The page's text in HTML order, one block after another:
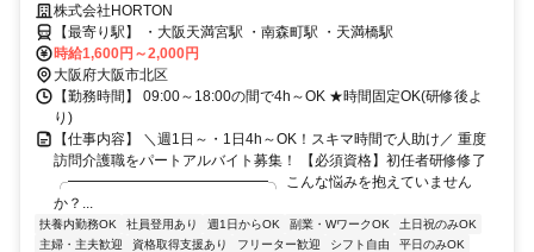
OK✅「あなたのおかげ」「ありがとう」を頂く、温かな仕事です
株式会社HORTON
【最寄り駅】 ・大阪天満宮駅 ・南森町駅 ・天満橋駅
時給1,600円～2,000円
大阪府大阪市北区
【勤務時間】 09:00～18:00の間で4h～OK ★時間固定OK(研修後よ
り)
【仕事内容】 ＼週1日～・1日4h～OK！スキマ時間で人助け／ 重度
訪問介護職をパートアルバイト募集！ 【必須資格】初任者研修修了
╭━━━━━━━━━━━━━━╮ こんな悩みを抱えていません
か？...
扶養内勤務OK 社員登用あり 週1日からOK 副業・WワークOK
土日祝のみOK
主婦・主夫歓迎
資格取得支援あり フリーター歓迎 シフト自由
平日のみOK